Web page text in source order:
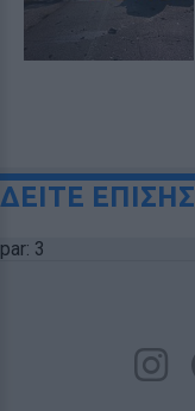
ΔΕΙΤΕ ΕΠΙΣΗΣ
par: 3